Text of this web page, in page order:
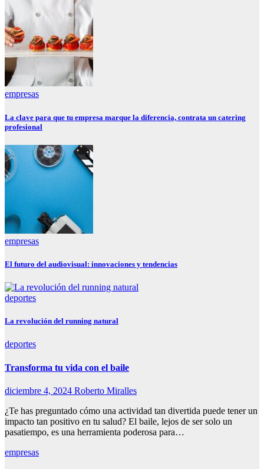
empresas
La clave para que tu empresa marque la diferencia, contrata un catering
profesional
empresas
El futuro del audiovisual: innovaciones y tendencias
deportes
La revolución del running natural
deportes
Transforma tu vida con el baile
diciembre 4, 2024 Roberto Miralles
¿Te has preguntado cómo una actividad tan divertida puede tener un
impacto tan positivo en tu salud? El baile, lejos de ser solo un
pasatiempo, es una herramienta poderosa para…
empresas